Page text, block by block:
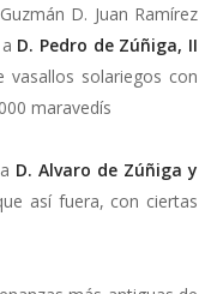
D. Juan Ramírez
D. Pedro de Zúñiga, II
vasallos solariegos con
maravedís
D. Alvaro de Zúñiga y
así fuera, con ciertas